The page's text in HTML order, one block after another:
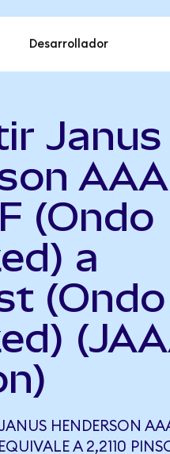
Desarrollador
Janus
AAA
(Ondo
a
(Ondo
HENDERSON
A 2,2110